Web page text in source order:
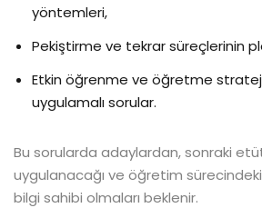
yöntemleri,
Pekiştirme ve tekrar süreçlerinin
Etkin öğrenme ve öğretme
uygulamalı sorular.
Bu sorularda adaylardan, sonraki
uygulanacağı ve öğretim
bilgi sahibi olmaları beklenir.